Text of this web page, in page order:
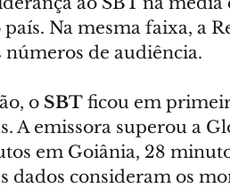
Na mesma faixa, a
números de audiência.
o SBT ficou em
A emissora superou a
em Goiânia, 28
dados consideram os